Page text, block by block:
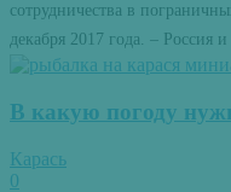
сотрудничества в
декабря 2017 года. – Россия
В какую погоду
Карась
0